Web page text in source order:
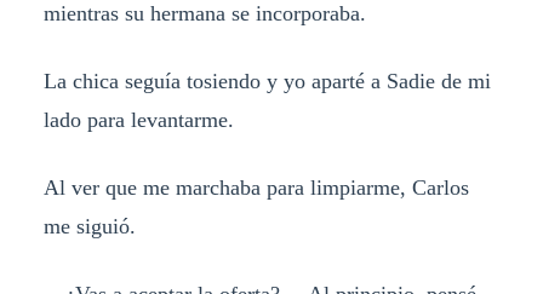
mientras su hermana se incorporaba.
La chica seguía tosiendo y yo aparté a Sadie de mi
lado para levantarme.
Al ver que me marchaba para limpiarme, Carlos
me siguió.